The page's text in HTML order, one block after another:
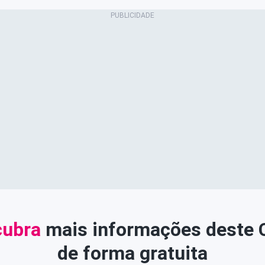
mais informações deste
de forma gratuita